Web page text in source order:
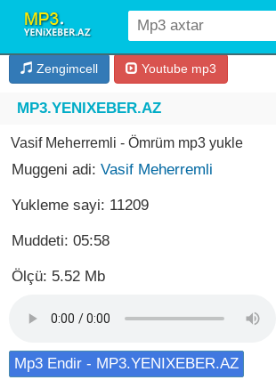
Zengimcell Youtube mp3
MP3.YENIXEBER.AZ
Vasif Meherremli - Ömrüm mp3 yukle
Muggeni adi: Vasif Meherremli
Yukleme sayi: 11209
Muddeti: 05:58
Ölçü: 5.52 Mb
Mp3 Endir - MP3.YENIXEBER.AZ